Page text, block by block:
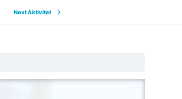
Next Aktivitet